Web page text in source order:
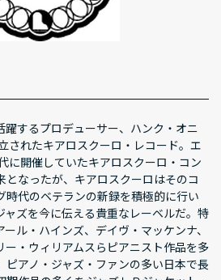
するプロデューサー、ハンク・オニ
されたキアロスクーロ・レコード。エ
に開催していたキアロスクーロ・コン
となったが、キアロスクーロはそのコ
時代のベテランの新録を積極的に行い
ャズを今に伝える貴重なレーベルだ。特
ル・ハインズ、デイヴ・マッケンナ、
ー・ウィリアムスらピアニスト作品を多
ピアノ・ジャズ・ファンの多い日本で長